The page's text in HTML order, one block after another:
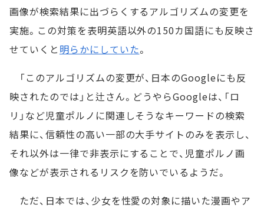
画像が検索結果に出づらくするアルゴリズムの変更を
実施。この対策を表明英語以外の150カ国語にも反映さ
せていくと 明らかにしていた。
「このアルゴリズムの変更が、日本のGoogleにも反
映されたのでは」と辻さん。どうやらGoogleは、「ロ
リ」など児童ポルノに関連しそうなキーワードの検索
結果に、信頼性の高い一部の大手サイトのみを表示し、
それ以外は一律で非表示にすることで、児童ポルノ画
像などが表示されるリスクを防いでいるようだ。
ただ、日本では、少女を性愛の対象に描いた漫画やア